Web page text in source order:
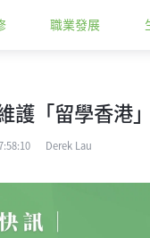
職業發展
護「留學香港
Derek Lau